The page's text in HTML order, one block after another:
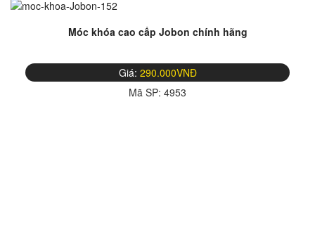
Móc khóa cao cấp Jobon chính hãng
Giá: 290.000VNĐ
Mã SP: 4953